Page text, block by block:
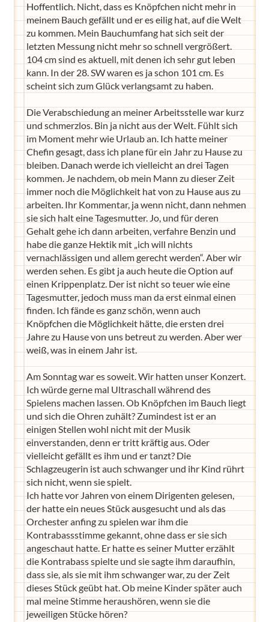
Hoffentlich. Nicht, dass es Knöpfchen nicht mehr in
meinem Bauch gefällt und er es eilig hat, auf die Welt
zu kommen. Mein Bauchumfang hat sich seit der
letzten Messung nicht mehr so schnell vergrößert.
104 cm sind es aktuell, mit denen ich sehr gut leben
kann. In der 28. SW waren es ja schon 101 cm. Es
scheint sich zum Glück verlangsamt zu haben.
Die Verabschiedung an meiner Arbeitsstelle war kurz
und schmerzlos. Bin ja nicht aus der Welt. Fühlt sich
im Moment mehr wie Urlaub an. Ich hatte meiner
Chefin gesagt, dass ich plane für ein Jahr zu Hause zu
bleiben. Danach werde ich vielleicht an drei Tagen
kommen. Je nachdem, ob mein Mann zu dieser Zeit
immer noch die Möglichkeit hat von zu Hause aus zu
arbeiten. Ihr Kommentar, ja wenn nicht, dann nehmen
sie sich halt eine Tagesmutter. Jo, und für deren
Gehalt gehe ich dann arbeiten, verfahre Benzin und
habe die ganze Hektik mit „ich will nichts
vernachlässigen und allem gerecht werden“. Aber wir
werden sehen. Es gibt ja auch heute die Option auf
einen Krippenplatz. Der ist nicht so teuer wie eine
Tagesmutter, jedoch muss man da erst einmal einen
finden. Ich fände es ganz schön, wenn auch
Knöpfchen die Möglichkeit hätte, die ersten drei
Jahre zu Hause von uns betreut zu werden. Aber wer
weiß, was in einem Jahr ist.
Am Sonntag war es soweit. Wir hatten unser Konzert.
Ich würde gerne mal Ultraschall während des
Spielens machen lassen. Ob Knöpfchen im Bauch liegt
und sich die Ohren zuhält? Zumindest ist er an
einigen Stellen wohl nicht mit der Musik
einverstanden, denn er tritt kräftig aus. Oder
vielleicht gefällt es ihm und er tanzt? Die
Schlagzeugerin ist auch schwanger und ihr Kind rührt
sich nicht, wenn sie spielt.
Ich hatte vor Jahren von einem Dirigenten gelesen,
der hatte ein neues Stück ausgesucht und als das
Orchester anfing zu spielen war ihm die
Kontrabassstimme gekannt, ohne dass er sie sich
angeschaut hatte. Er hatte es seiner Mutter erzählt
die Kontrabass spielte und sie sagte ihm daraufhin,
dass sie, als sie mit ihm schwanger war, zu der Zeit
dieses Stück geübt hat. Ob meine Kinder später auch
mal meine Stimme heraushören, wenn sie die
jeweiligen Stücke hören?